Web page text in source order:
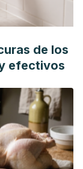
de los
efectivos